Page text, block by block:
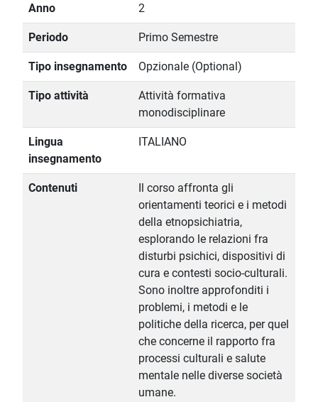
Anno 2
Periodo Primo Semestre
Tipo insegnamento Opzionale (Optional)
Tipo attività
Attività formativa
monodisciplinare
Lingua
insegnamento
ITALIANO
Contenuti
Il corso affronta gli
orientamenti teorici e i metodi
della etnopsichiatria,
esplorando le relazioni fra
disturbi psichici, dispositivi di
cura e contesti socio-culturali.
Sono inoltre approfonditi i
problemi, i metodi e le
politiche della ricerca, per quel
che concerne il rapporto fra
processi culturali e salute
mentale nelle diverse società
umane.